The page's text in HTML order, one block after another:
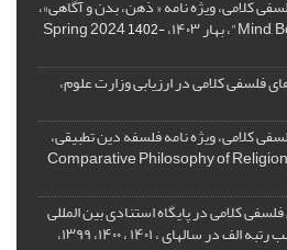
کلامی، ویژه نامه « ذهن، بدن و آگاهی»،
1402-
کلامی در ارزیابی وزارت علوم،
کلامی، ویژه نامه فلسفه دین تطبیقی،
کلامی در پایگاه استنادی بین المللی
اسکوپوس ( SCOPUS) و کسب رتبه الف در سالهای ، ۱۴۰۱ ، ۱۴۰۰، ۱۳۹۹،